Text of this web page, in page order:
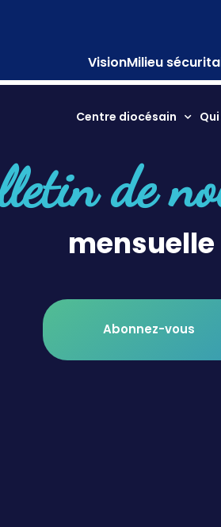
VisionMilieu
Centre diocésain
de
mensuelle
Abonnez-vous